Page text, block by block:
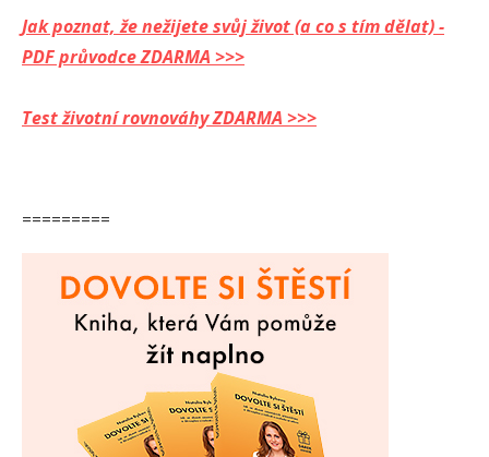
Jak poznat, že nežijete svůj život (a co s tím dělat) -
PDF průvodce ZDARMA >>>
Test životní rovnováhy ZDARMA >>>
=========